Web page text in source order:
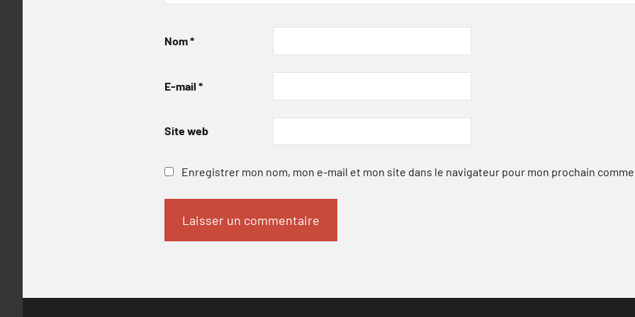
Nom*
E-mail *
Site web
Enregistrer mon nom, mon e-mail et mon site dans le navigateur pour mon prochain